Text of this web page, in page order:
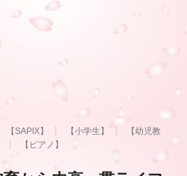
【SAPIX】 【小学生】
【幼児教
【ピアノ】